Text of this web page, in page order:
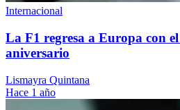
Internacional
La F1 regresa a Europa con
aniversario
Lismayra Quintana
Hace 1 año